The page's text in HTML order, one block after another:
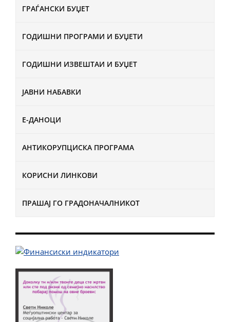
ГРАЃАНСКИ БУЏЕТ
ГОДИШНИ ПРОГРАМИ И БУЏЕТИ
ГОДИШНИ ИЗВЕШТАИ И БУЏЕТ
ЈАВНИ НАБАВКИ
Е-ДАНОЦИ
АНТИКОРУПЦИСКА ПРОГРАМА
КОРИСНИ ЛИНКОВИ
ПРАШАЈ ГО ГРАДОНАЧАЛНИКОТ